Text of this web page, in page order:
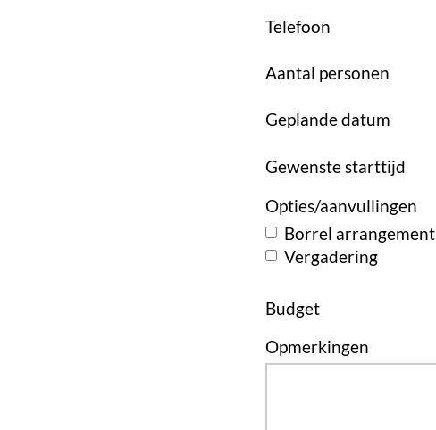
Telefoon
Aantal personen
Geplande datum
Gewenste starttijd
Opties/aanvullingen
Borrel arrangement
Vergadering
Budget
Opmerkingen